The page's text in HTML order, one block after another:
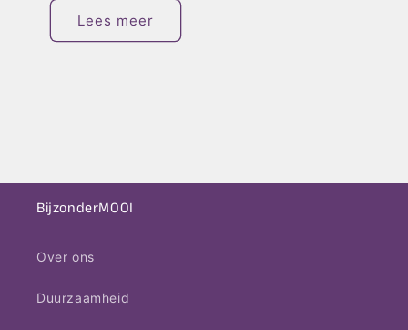
Lees meer
BijzonderMOOI
Over ons
Duurzaamheid